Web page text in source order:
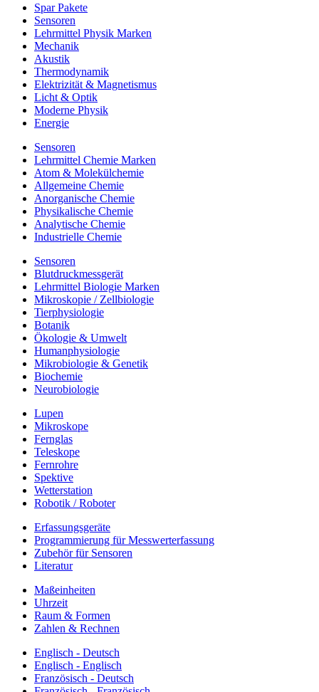
Spar Pakete
Sensoren
Lehrmittel Physik Marken
Mechanik
Akustik
Thermodynamik
Elektrizität & Magnetismus
Licht & Optik
Moderne Physik
Energie
Sensoren
Lehrmittel Chemie Marken
Atom & Molekülchemie
Allgemeine Chemie
Anorganische Chemie
Physikalische Chemie
Analytische Chemie
Industrielle Chemie
Sensoren
Blutdruckmessgerät
Lehrmittel Biologie Marken
Mikroskopie / Zellbiologie
Tierphysiologie
Botanik
Ökologie & Umwelt
Humanphysiologie
Mikrobiologie & Genetik
Biochemie
Neurobiologie
Lupen
Mikroskope
Fernglas
Teleskope
Fernrohre
Spektive
Wetterstation
Robotik / Roboter
Erfassungsgeräte
Programmierung für Messwerterfassung
Zubehör für Sensoren
Literatur
Maßeinheiten
Uhrzeit
Raum & Formen
Zahlen & Rechnen
Englisch - Deutsch
Englisch - Englisch
Französisch - Deutsch